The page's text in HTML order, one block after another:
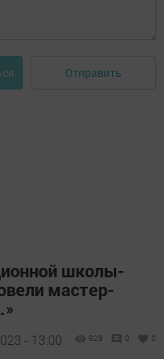
Отправить
школы-
мастер-
- 13:00 929 0 0